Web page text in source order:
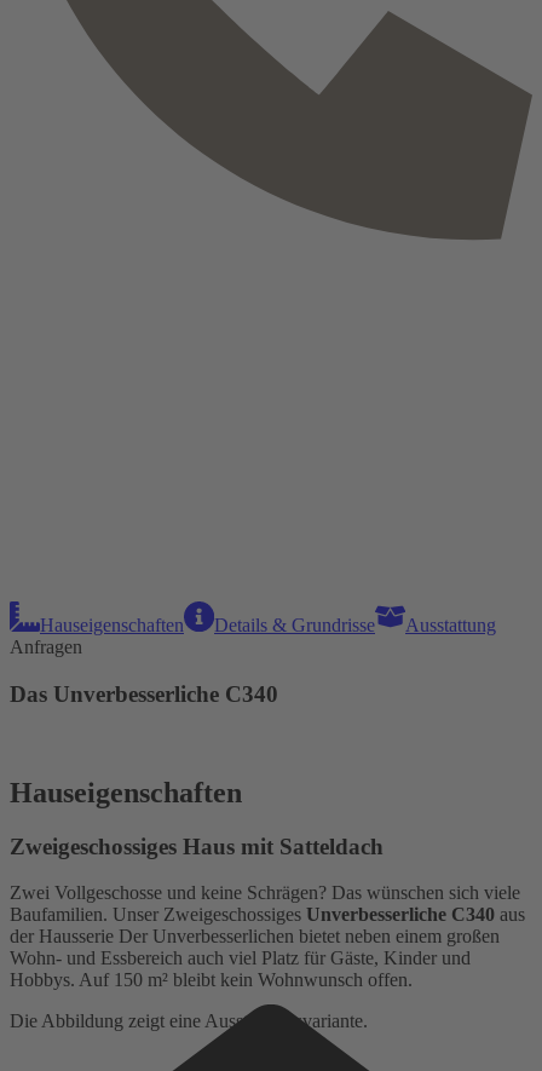
Hauseigenschaften Details & Grundrisse
Ausstattung
Anfragen
Das Unverbesserliche C340
Hauseigenschaften
Zweigeschossiges Haus mit Satteldach
Zwei Vollgeschosse und keine Schrägen? Das wünschen sich viele
Baufamilien. Unser Zweigeschossiges Unverbesserliche C340 aus
der Hausserie Der Unverbesserlichen bietet neben einem großen
Wohn- und Essbereich auch viel Platz für Gäste, Kinder und
Hobbys. Auf 150 m² bleibt kein Wohnwunsch offen.
Die Abbildung zeigt eine Ausstattungsvariante.